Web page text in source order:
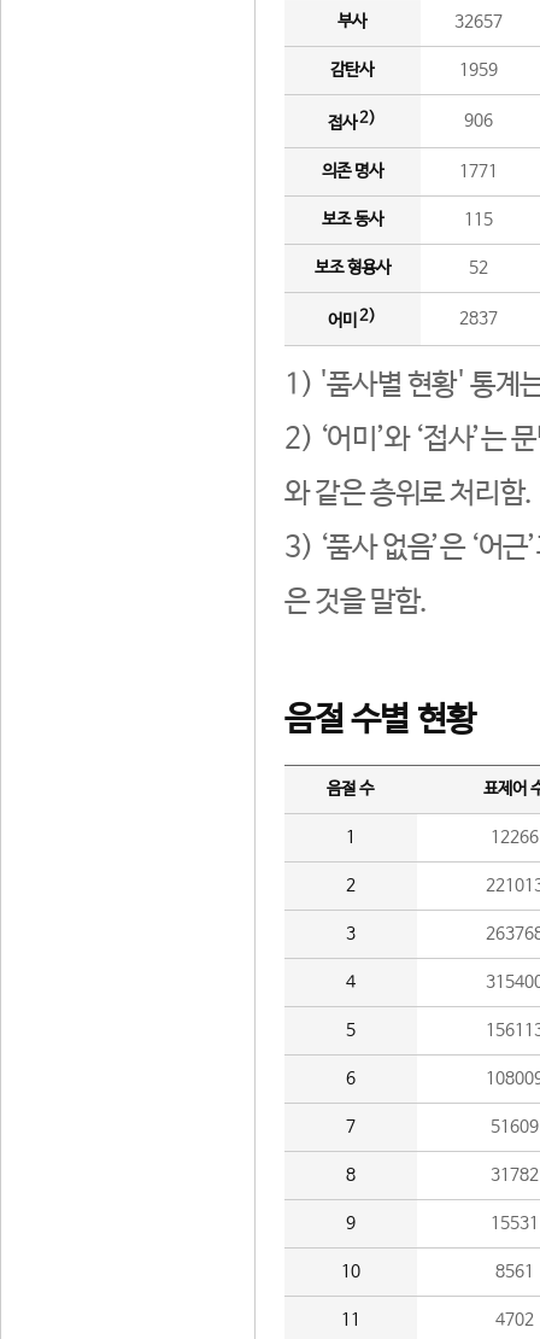
부사 32657
감탄사 1959
접사2) 906
의존 명사 1771
보조 동사 115
보조 형용사 52
어미 2) 2837
1) '품사별 현황' 통계
2) ‘어미’와 ‘접사’는
와 같은 층위로 처리함.
3) ‘품사 없음’은 ‘어
은 것을 말함.
음절 수별 현황
음절 수 표제어
1 12266
2
3
4
5
6
7 51609
8 31782
9 15531
10 8561
11 4702